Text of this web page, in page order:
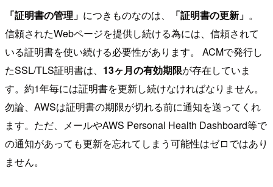
「証明書の管理」 につきものなのは、 「証明書の更新」 。
信頼されたWebページを提供し続ける為には、信頼されて
いる証明書を使い続ける必要性があります。 ACMで発行し
たSSL/TLS証明書は、 13ヶ月の有効期限が存在していま
す。約1年毎には証明書を更新し続けなければなりません。
勿論、AWSは証明書の期限が切れる前に通知を送ってくれ
ます。ただ、メールやAWS Personal Health Dashboard等で
の通知があっても更新を忘れてしまう可能性はゼロではあり
ません。